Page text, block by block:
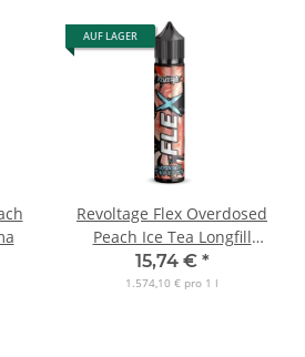
AUF LAGER
Revoltage Flex Overdosed
Peach Ice Tea Longfill
Aroma
15,74 € *
1.574,10 € pro 1 l